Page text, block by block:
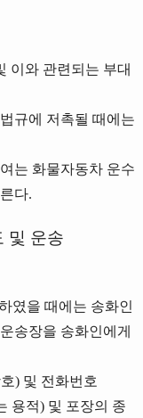
이와 관련되는 부대
규에 저촉될 때에는
는 화물자동차 운수
다.
및 운송
였을 때에는 송화인
송장을 송화인에게
) 및 전화번호
용적) 및 포장의 종